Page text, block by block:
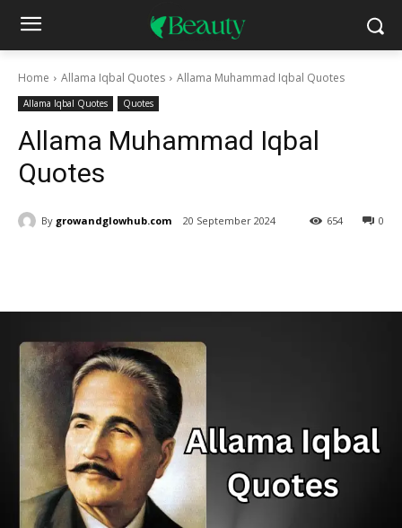
Home Allama Iqbal Quotes Allama Muhammad Iqbal Quotes
Allama Iqbal Quotes Quotes
Allama Muhammad Iqbal
Quotes
By growandglowhub.com 20 September 2024 0
654